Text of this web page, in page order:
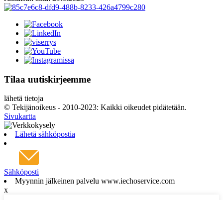
Tilaa uutiskirjeemme
lähetä tietoja
© Tekijänoikeus - 2010-2023: Kaikki oikeudet pidätetään.
Sivukartta
Lähetä sähköpostia
Sähköposti
Myynnin jälkeinen palvelu www.iechoservice.com
x